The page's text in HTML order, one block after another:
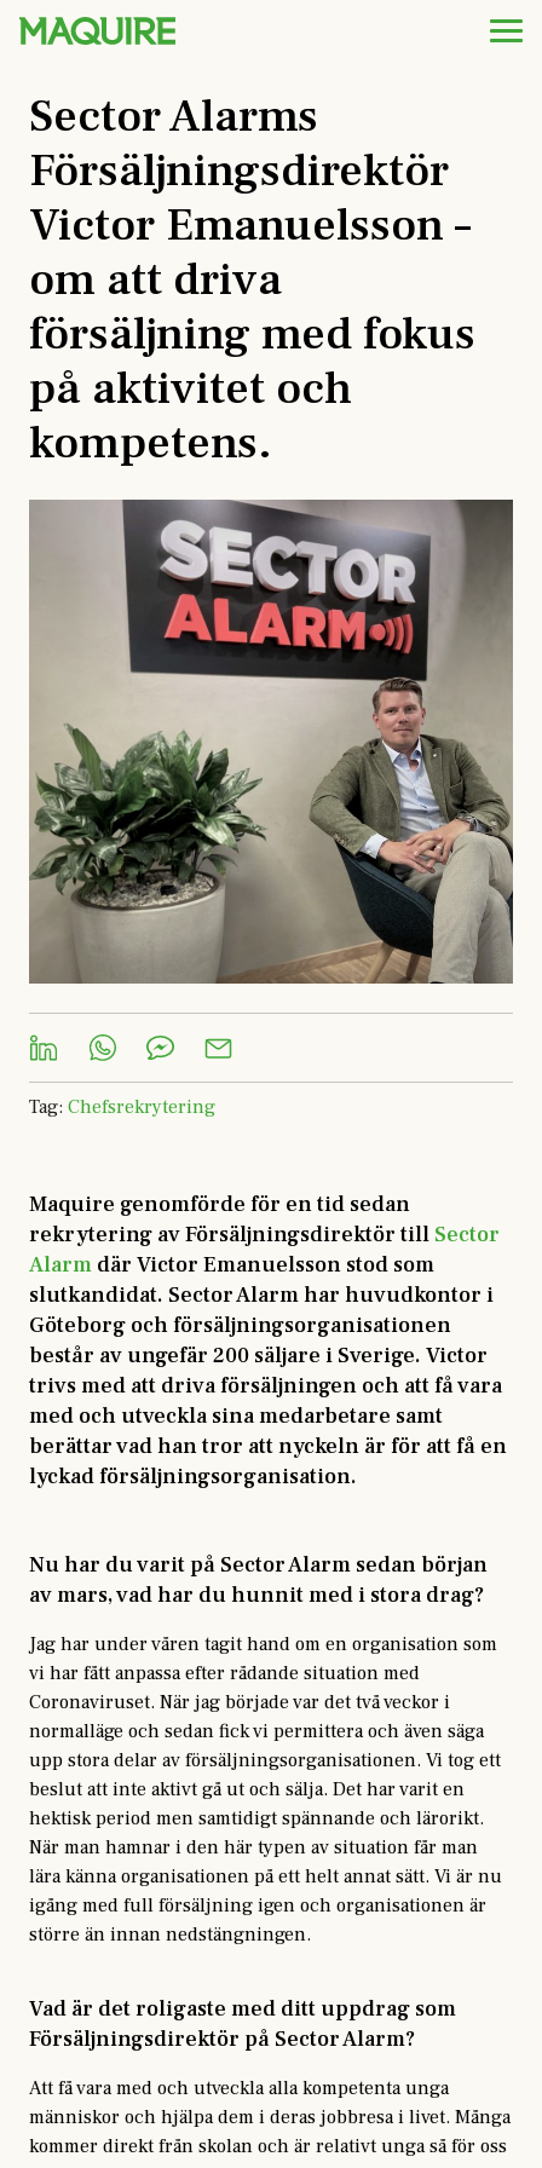
Sector Alarms
Försäljningsdirektör
Victor Emanuelsson –
om att driva
försäljning med fokus
på aktivitet och
kompetens.
Tag: Chefsrekrytering
Maquire genomförde för en tid sedan
rekrytering av Försäljningsdirektör till Sector
Alarm där Victor Emanuelsson stod som
slutkandidat. Sector Alarm har huvudkontor i
Göteborg och försäljningsorganisationen
består av ungefär 200 säljare i Sverige. Victor
trivs med att driva försäljningen och att få vara
med och utveckla sina medarbetare samt
berättar vad han tror att nyckeln är för att få en
lyckad försäljningsorganisation.
Nu har du varit på Sector Alarm sedan början
av mars, vad har du hunnit med i stora drag?
Jag har under våren tagit hand om en organisation som
vi har fått anpassa efter rådande situation med
Coronaviruset. När jag började var det två veckor i
normalläge och sedan fick vi permittera och även säga
upp stora delar av försäljningsorganisationen. Vi tog ett
beslut att inte aktivt gå ut och sälja. Det har varit en
hektisk period men samtidigt spännande och lärorikt.
När man hamnar i den här typen av situation får man
lära känna organisationen på ett helt annat sätt. Vi är nu
igång med full försäljning igen och organisationen är
större än innan nedstängningen.
Vad är det roligaste med ditt uppdrag som
Försäljningsdirektör på Sector Alarm?
Att få vara med och utveckla alla kompetenta unga
människor och hjälpa dem i deras jobbresa i livet. Många
kommer direkt från skolan och är relativt unga så för oss